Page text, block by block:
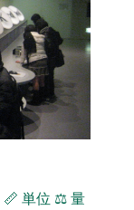
📏 単位 ⚖️量